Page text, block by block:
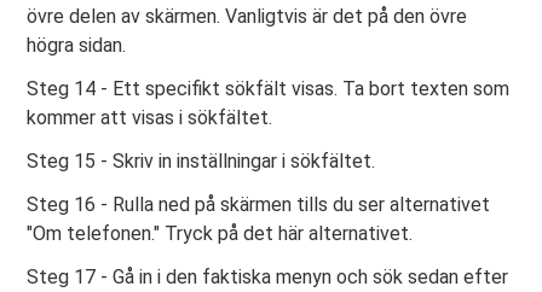
övre delen av skärmen. Vanligtvis är det på den övre
högra sidan.
Steg 14 - Ett specifikt sökfält visas. Ta bort texten som
kommer att visas i sökfältet.
Steg 15 - Skriv in inställningar i sökfältet.
Steg 16 - Rulla ned på skärmen tills du ser alternativet
"Om telefonen." Tryck på det här alternativet.
Steg 17 - Gå in i den faktiska menyn och sök sedan efter